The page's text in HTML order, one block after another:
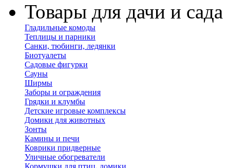
Товары для дачи и сада
Гладильные комоды
Теплицы и парники
Санки, тюбинги, ледянки
Биотуалеты
Садовые фигурки
Сауны
Ширмы
Заборы и ограждения
Грядки и клумбы
Детские игровые комплексы
Домики для животных
Зонты
Камины и печи
Коврики придверные
Уличные обогреватели
Кормушки для птиц, домики